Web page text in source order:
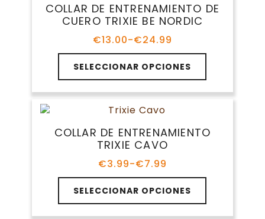
se
pueden
en
página
de
COLLAR DE ENTRENAMIENTO DE
CUERO TRIXIE BE NORDIC
€13.00-€24.99
Rango
de
precios:
desde
€13.00
hasta
€24.99
SELECCIONAR OPCIONES
Este
producto
tiene
múltiples
opciones
elegir
la
página
COLLAR DE ENTRENAMIENTO
TRIXIE CAVO
€3.99-€7.99
Rango
de
precios:
desde
€3.99
SELECCIONAR OPCIONES
Este
producto
tiene